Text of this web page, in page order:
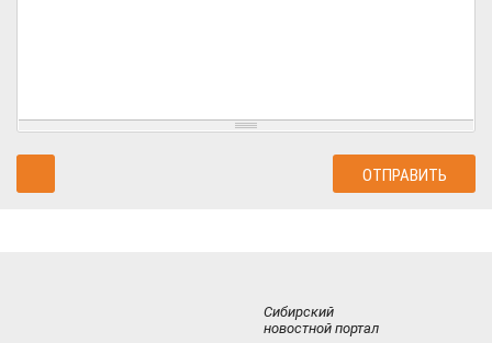
Сибирский
новостной портал